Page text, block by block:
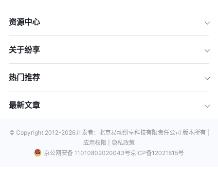
资源中心
关于纷享
热门推荐
最新文章
© Copyright 2012-2026开发者：北京易动纷享科技有限责任公司 版本所有 |
应用权限 |
隐私政策
京公网安备 11010802020043号京ICP备12021815号